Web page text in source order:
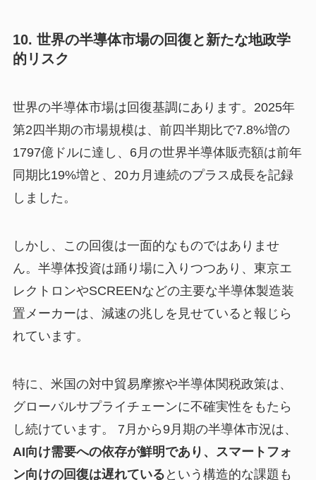
10. 世界の半導体市場の回復と新たな地政学
的リスク
世界の半導体市場は回復基調にあります。2025年
第2四半期の市場規模は、前四半期比で7.8%増の
1797億ドルに達し、6月の世界半導体販売額は前年
同期比19%増と、20カ月連続のプラス成長を記録
しました。
しかし、この回復は一面的なものではありませ
ん。半導体投資は踊り場に入りつつあり、東京エ
レクトロンやSCREENなどの主要な半導体製造装
置メーカーは、減速の兆しを見せていると報じら
れています。
特に、米国の対中貿易摩擦や半導体関税政策は、
グローバルサプライチェーンに不確実性をもたら
し続けています。 7月から9月期の半導体市況は、
AI向け需要への依存が鮮明であり、スマートフォ
ン向けの回復は遅れている という構造的な課題も